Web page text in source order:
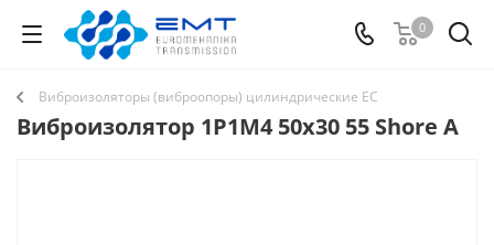
0
Виброизоляторы (виброопоры) цилиндрические EC
Виброизолятор 1P1M4 50x30 55 Shore A